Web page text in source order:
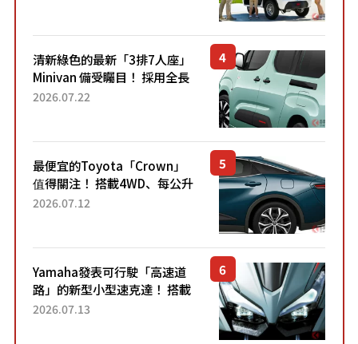
清新綠色的最新「3排7人座」
Minivan 備受矚目！ 採用全長
4.7公尺剛剛好的車身尺寸與
2026.07.22
最便宜的Toyota「Crown」
值得關注！ 搭載4WD、每公升
22.4公里低油耗表現超亮眼！
2026.07.12
Yamaha發表可行駛「高速道
路」的新型小型速克達！ 搭載
能享受超強勁「渦輪感」的動
2026.07.13